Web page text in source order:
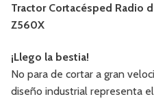
Tractor Cortacésped Radio
Z560X
¡Llego la bestia!
No para de cortar a gran
diseño industrial representa